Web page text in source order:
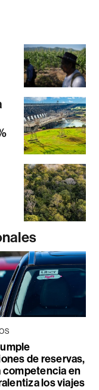
de reservas,
competencia en
los viajes